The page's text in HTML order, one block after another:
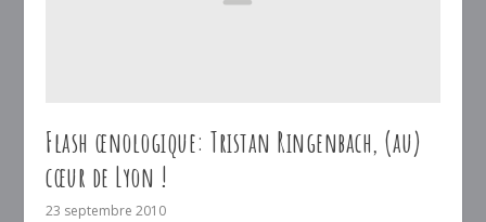
Flash œnologique: Tristan Ringenbach, (au)
cœur de Lyon !
23 septembre 2010